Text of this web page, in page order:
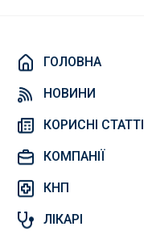
ГОЛОВНА
НОВИНИ
КОРИСНІ СТАТТІ
КОМПАНІЇ
КНП
ЛІКАРІ